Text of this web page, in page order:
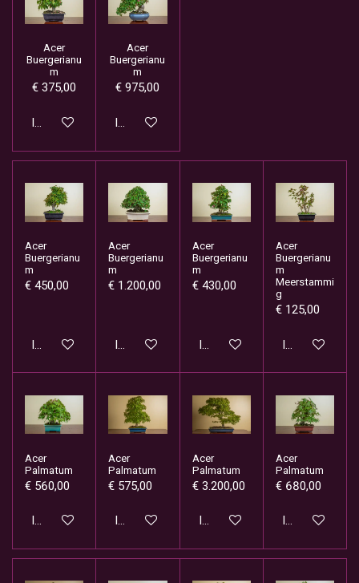
Acer
Buergerianu
m
€ 375,00
In winkelwagen
Acer
Buergerianu
m
€ 975,00
In winkelwagen
Acer
Buergerianu
m
€ 450,00
In winkelwagen
Acer
Buergerianu
m
€ 1.200,00
In winkelwagen
Acer
Buergerianu
m
€ 430,00
In winkelwagen
Acer
Buergerianu
m
Meerstammi
g
€ 125,00
In
Acer
Palmatum
€ 560,00
In winkelwagen
Acer
Palmatum
€ 575,00
In winkelwagen
Acer
Palmatum
€ 3.200,00
In winkelwagen
Acer
Palmatum
€ 680,00
In